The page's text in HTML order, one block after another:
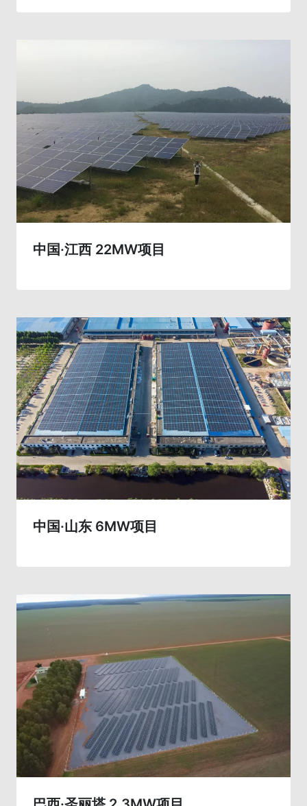
中国·江西 22MW项目
中国·山东 6MW项目